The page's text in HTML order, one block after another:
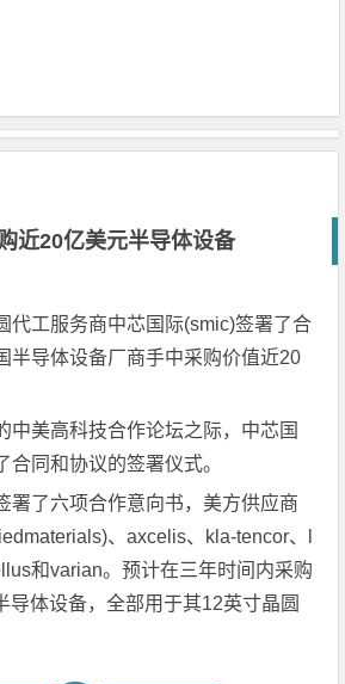
近20亿美元半导体设备
代工服务商中芯国际(smic)签署了合
半导体设备厂商手中采购价值近20
中美高科技合作论坛之际，中芯国
合同和协议的签署仪式。
署了六项合作意向书，美方供应商
、axcelis、kla-tencor、l
和varian。预计在三年时间内采购
导体设备，全部用于其12英寸晶圆